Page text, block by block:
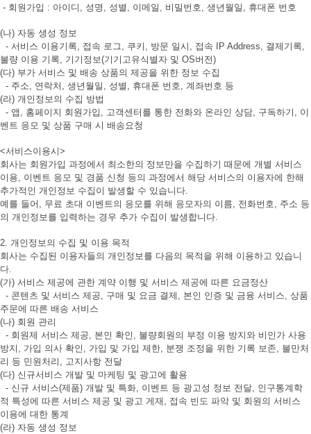
- 회원가입 : 아이디, 성명, 성별, 이메일, 비밀번호, 생년월일, 휴대폰 번호
(나) 자동 생성 정보
- 서비스 이용기록, 접속 로그, 쿠키, 방문 일시, 접속 IP Address, 결제기록,
불량 이용 기록, 기기정보(기기고유식별자 및 OS버전)
(다) 부가 서비스 및 배송 상품의 제공을 위한 정보 수집
- 주소, 연락처, 생년월일, 성별, 휴대폰 번호, 계좌번호 등
(라) 개인정보의 수집 방법
- 앱, 홈페이지 회원가입, 고객센터를 통한 전화와 온라인 상담, 구독하기, 이
벤트 응모 및 상품 구매 시 배송요청
<서비스이용시>
회사는 회원가입 과정에서 최소한의 정보만을 수집하기 때문에 개별 서비스
이용, 이벤트 응모 및 경품 신청 등의 과정에서 해당 서비스의 이용자에 한해
추가적인 개인정보 수집이 발생할 수 있습니다.
예를 들어, 무료 초대 이벤트의 응모를 위해 응모자의 이름, 전화번호, 주소 등
의 개인정보를 입력하는 경우 추가 수집이 발생합니다.
2. 개인정보의 수집 및 이용 목적
회사는 수집된 이용자들의 개인정보를 다음의 목적을 위해 이용하고 있습니
다.
(가) 서비스 제공에 관한 계약 이행 및 서비스 제공에 따른 요금정산
- 콘텐츠 및 서비스 제공, 구매 및 요금 결제, 본인 인증 및 금융 서비스, 상품
주문에 따른 배송 서비스
(나) 회원 관리
- 회원제 서비스 제공, 본인 확인, 불량회원의 부정 이용 방지와 비인가 사용
방지, 가입 의사 확인, 가입 및 가입 제한, 분쟁 조정을 위한 기록 보존, 불만처
리 등 민원처리, 고지사항 전달
(다) 신규서비스 개발 및 마케팅 및 광고에 활용
- 신규 서비스(제품) 개발 및 특화, 이벤트 등 광고성 정보 전달, 인구통계학
적 특성에 따른 서비스 제공 및 광고 게재, 접속 빈도 파악 및 회원의 서비스
이용에 대한 통계
(라) 자동 생성 정보